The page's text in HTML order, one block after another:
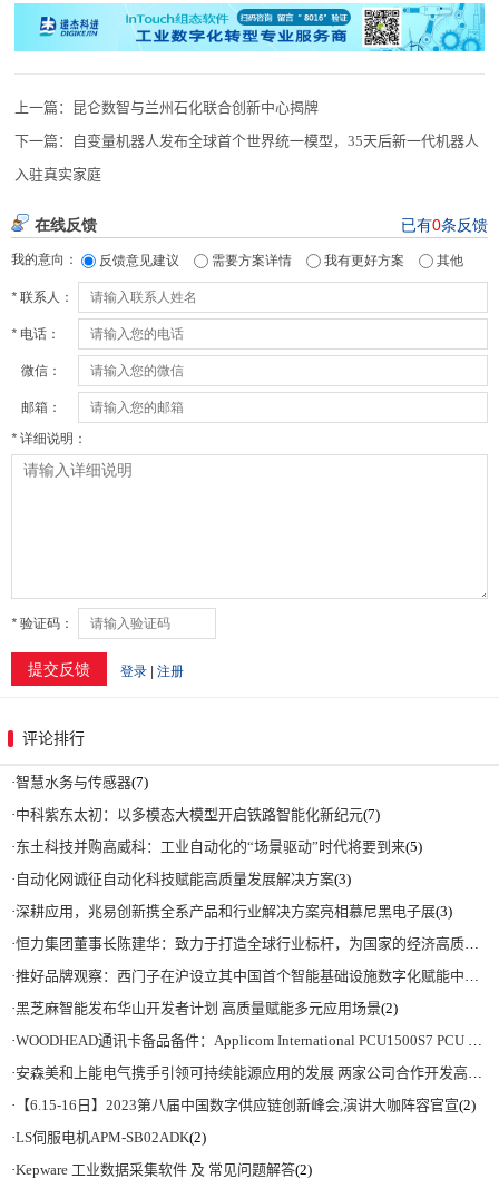
上一篇：
昆仑数智与兰州石化联合创新中心揭牌
下一篇：
自变量机器人发布全球首个世界统一模型，35天后新一代机器人
入驻真实家庭
评论排行
·智慧水务与传感器(7)
·中科紫东太初：以多模态大模型开启铁路智能化新纪元(7)
·东土科技并购高威科：工业自动化的“场景驱动”时代将要到来(5)
· 自动化网诚征自动化科技赋能高质量发展解决方案(3)
·深耕应用，兆易创新携全系产品和行业解决方案亮相慕尼黑电子展(3)
·恒力集团董事长陈建华：致力于打造全球行业标杆，为国家的经济高质量发展贡献更大力量|上海电气集团党委书记、董事长吴磊来访
·推好品牌观察：西门子在沪设立其中国首个智能基础设施数字化赋能中心
·黑芝麻智能发布华山开发者计划 高质量赋能多元应用场景(2)
·WOODHEAD通讯卡备品备件：Applicom International PCU1500S7 PCU 1500 S7 V4.5.0
·安森美和上能电气携手引领可持续能源应用的发展 两家公司合作开发高性能储能和太阳能组串式逆变器方案 以实现可持续的未来
· 【6.15-16日】2023第八届中国数字供应链创新峰会,演讲大咖阵容官宣(2)
·LS伺服电机APM-SB02ADK(2)
·Kepware 工业数据采集软件 及 常见问题解答(2)